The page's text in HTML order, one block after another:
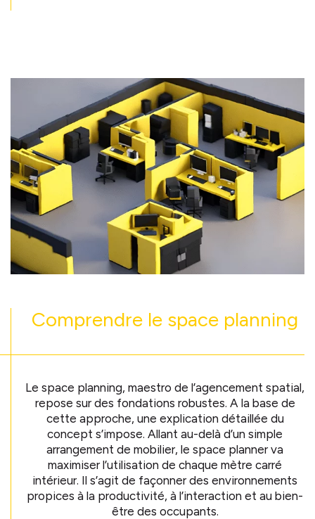
Comprendre le space planning
Le space planning, maestro de l’agencement spatial,
repose sur des fondations robustes. A la base de
cette approche, une explication détaillée du
concept s’impose. Allant au-delà d’un simple
arrangement de mobilier, le space planner va
maximiser l’utilisation de chaque mètre carré
intérieur. Il s’agit de façonner des environnements
propices à la productivité, à l’interaction et au bien-
être des occupants.